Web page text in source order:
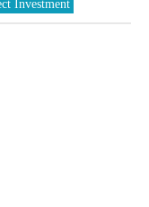
Investment